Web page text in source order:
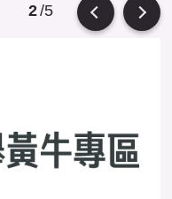
2/5